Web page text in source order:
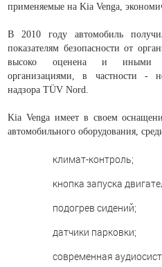
применяемые на Kia Venga,
В 2010 году автомобиль
показателям безопасности от
высоко оценена и иными
организациями, в частности -
надзора TÜV Nord.
Kia Venga имеет в своем
автомобильного оборудования,
климат-контроль;
кнопка запуска
подогрев сидений;
датчики парковки;
современная